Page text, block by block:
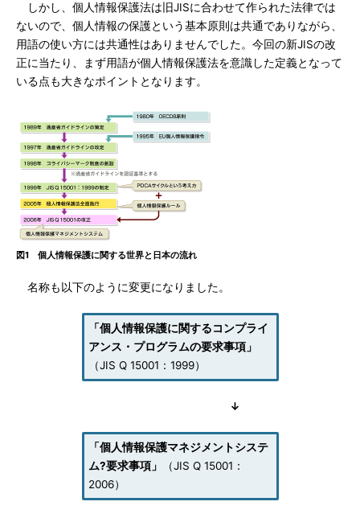
しかし、個人情報保護法は旧JISに合わせて作られた法律では
ないので、個人情報の保護という基本原則は共通でありながら、
用語の使い方には共通性はありませんでした。今回の新JISの改
正に当たり、まず用語が個人情報保護法を意識した定義となって
いる点も大きなポイントとなります。
図1 個人情報保護に関する世界と日本の流れ
名称も以下のように変更になりました。
「個人情報保護に関するコンプライ
アンス・プログラムの要求事項」
（JIS Q 15001：1999）
↓
「個人情報保護マネジメントシステ
ム?要求事項」
（JIS Q 15001：
2006）